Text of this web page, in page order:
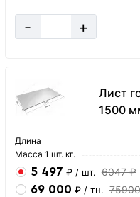
- +
Лист
1500
Длина
Масса 1 шт. кг.
5 497 ₽ / шт. 6047 ₽
69 000 ₽ / тн.